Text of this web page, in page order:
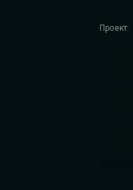
Проект: